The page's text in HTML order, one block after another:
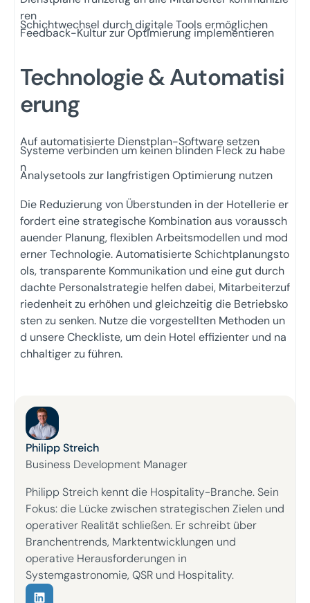
ren
Schichtwechsel durch digitale Tools ermöglichen
Feedback-Kultur zur Optimierung implementieren
Technologie & Automatisi
erung
Auf automatisierte Dienstplan-Software setzen
Systeme verbinden um keinen blinden Fleck zu habe
n
Analysetools zur langfristigen Optimierung nutzen
Die Reduzierung von Überstunden in der Hotellerie er
fordert eine strategische Kombination aus voraussch
auender Planung, flexiblen Arbeitsmodellen und mod
erner Technologie. Automatisierte Schichtplanungsto
ols, transparente Kommunikation und eine gut durch
dachte Personalstrategie helfen dabei, Mitarbeiterzuf
riedenheit zu erhöhen und gleichzeitig die Betriebsko
sten zu senken. Nutze die vorgestellten Methoden un
d unsere Checkliste, um dein Hotel effizienter und na
chhaltiger zu führen.
Philipp Streich
Business Development Manager
Philipp Streich kennt die Hospitality-Branche. Sein
Fokus: die Lücke zwischen strategischen Zielen und
operativer Realität schließen. Er schreibt über
Branchentrends, Marktentwicklungen und
operative Herausforderungen in
Systemgastronomie, QSR und Hospitality.